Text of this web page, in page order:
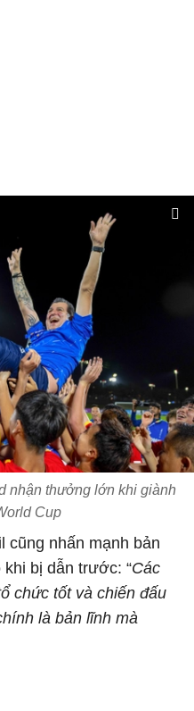
nhận thưởng lớn khi giành
Cup
cũng nhấn mạnh bản
khi bị dẫn trước: “Các
chức tốt và chiến đấu
là bản lĩnh mà